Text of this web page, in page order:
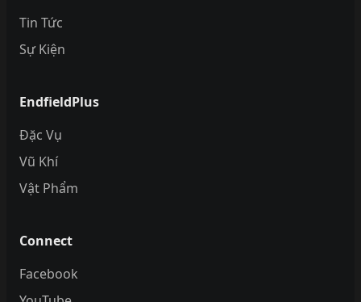
Tin Tức
Sự Kiện
EndfieldPlus
Đặc Vụ
Vũ Khí
Vật Phẩm
Connect
Facebook